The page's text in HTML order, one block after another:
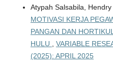
Atypah Salsabila,
MOTIVASI KERJA
PANGAN DAN
HULU , VARIABLE
(2025): APRIL 2025